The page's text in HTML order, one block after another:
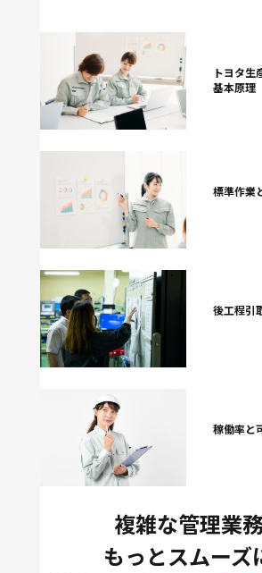
トヨタ生
基本原理
標準作業
後工程引
稼働率と
複雑な管理業
もっとスムーズ